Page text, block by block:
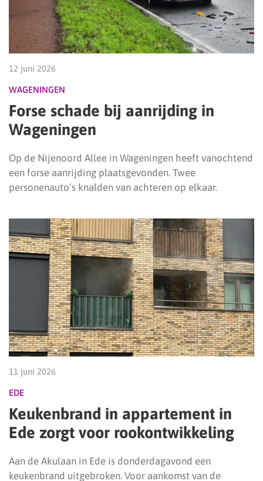
12 juni 2026
WAGENINGEN
Forse schade bij aanrijding in
Wageningen
Op de Nijenoord Allee in Wageningen heeft vanochtend
een forse aanrijding plaatsgevonden. Twee
personenauto’s knalden van achteren op elkaar.
11 juni 2026
EDE
Keukenbrand in appartement in
Ede zorgt voor rookontwikkeling
Aan de Akulaan in Ede is donderdagavond een
keukenbrand uitgebroken. Voor aankomst van de